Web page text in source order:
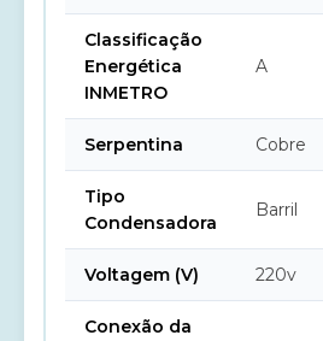
Classificação
Energética
INMETRO
A
Serpentina Cobre
Tipo
Condensadora
Barril
Voltagem (V) 220v
Conexão da